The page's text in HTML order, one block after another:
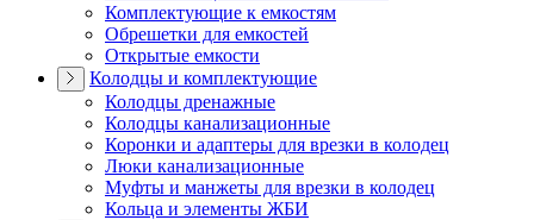
Комплектующие к емкостям
Обрешетки для емкостей
Открытые емкости
Колодцы и комплектующие
Колодцы дренажные
Колодцы канализационные
Коронки и адаптеры для врезки в колодец
Люки канализационные
Муфты и манжеты для врезки в колодец
Кольца и элементы ЖБИ